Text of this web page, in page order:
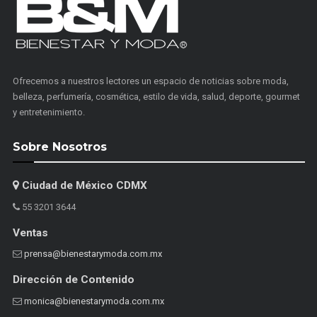
Ofrecemos a nuestros lectores un espacio de noticias sobre moda,
belleza, perfumería, cosmética, estilo de vida, salud, deporte, gourmet
y entretenimiento.
Sobre Nosotros
Ciudad de México CDMX
55 3201 3644
Ventas
prensa@bienestarymoda.com.mx
Dirección de Contenido
monica@bienestarymoda.com.mx